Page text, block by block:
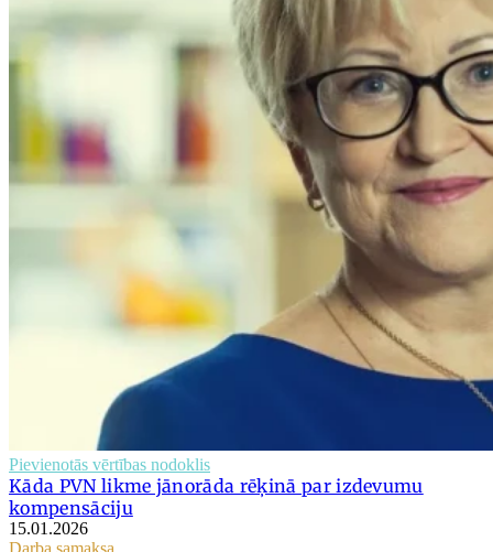
Pievienotās vērtības nodoklis
Kāda PVN likme jānorāda rēķinā par izdevumu
kompensāciju
15.01.2026